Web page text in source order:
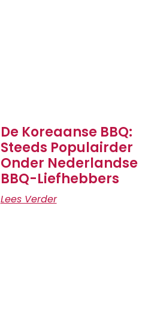
De Koreaanse BBQ:
Steeds Populairder
Onder Nederlandse
BBQ-Liefhebbers
Lees Verder